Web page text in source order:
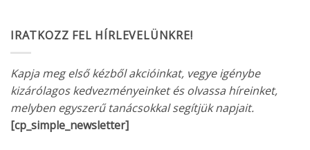
IRATKOZZ FEL HÍRLEVELÜNKRE!
Kapja meg első kézből akcióinkat, vegye igénybe
kizárólagos kedvezményeinket és olvassa híreinket,
melyben egyszerű tanácsokkal segítjük napjait.
[cp_simple_newsletter]